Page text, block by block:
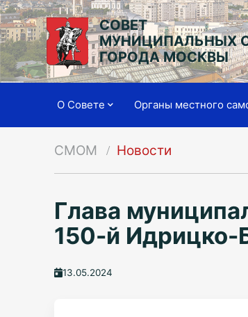
СОВЕТ
МУНИЦИПАЛЬНЫХ
ГОРОДА МОСКВЫ
О Совете Органы местного
СМОМ Новости
Глава
150-й Идрицко-
13.05.2024